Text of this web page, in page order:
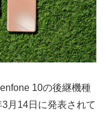
10の後継機種
月14日に発表されて